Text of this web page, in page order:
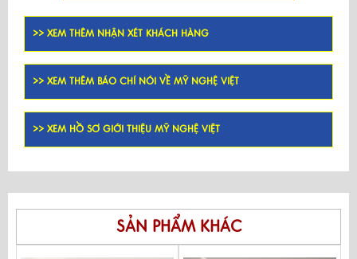
>> XEM THÊM NHẬN XÉT KHÁCH HÀNG
>> XEM THÊM BÁO CHÍ NÓI VỀ MỸ NGHỆ VIỆT
>> XEM HỒ SƠ GIỚI THIỆU MỸ NGHỆ VIỆT
SẢN PHẨM KHÁC